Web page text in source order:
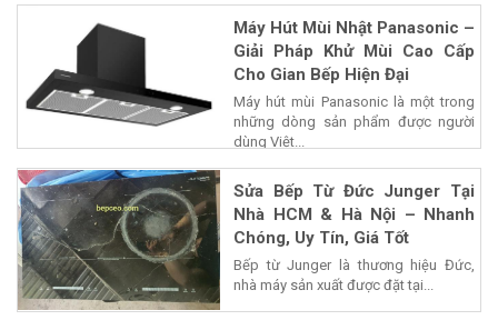
Máy Hút Mùi Nhật Panasonic –
Giải Pháp Khử Mùi Cao Cấp
Cho Gian Bếp Hiện Đại
Máy hút mùi Panasonic là một trong
những dòng sản phẩm được người
dùng Việt...
Sửa Bếp Từ Đức Junger Tại
Nhà HCM & Hà Nội – Nhanh
Chóng, Uy Tín, Giá Tốt
Bếp từ Junger là thương hiệu Đức,
nhà máy sản xuất được đặt tại...